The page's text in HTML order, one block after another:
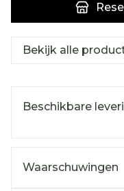
Bekijk alle
Beschikbare
Waarschuwingen